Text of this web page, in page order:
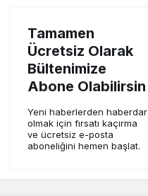
Tamamen
Ücretsiz Olarak
Bültenimize
Abone Olabilirsin
Yeni haberlerden haberdar
olmak için fırsatı kaçırma
ve ücretsiz e-posta
aboneliğini hemen başlat.